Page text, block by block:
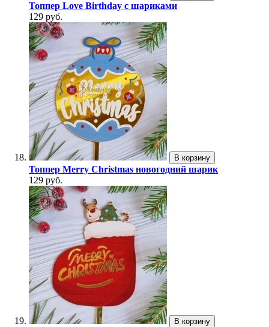
Топпер Love Birthday с шариками
129 руб.
В корзину
Топпер Merry Christmas новогодний шарик
129 руб.
В корзину